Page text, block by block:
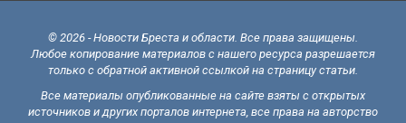
© 2026 - Новости Бреста и области. Все права защищены.
Любое копирование материалов с нашего ресурса разрешается
только с обратной активной ссылкой на страницу статьи.
Все материалы опубликованные на сайте взяты с открытых
источников и других порталов интернета, все права на авторство